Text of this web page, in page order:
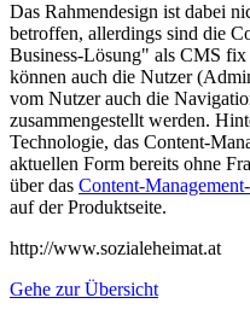
Das Rahmendesign ist dabei
betroffen, allerdings sind die
Business-Lösung" als CMS fix
können auch die Nutzer
vom Nutzer auch die
zusammengestellt werden.
Technologie, das Content-
aktuellen Form bereits ohne
über das Content-
auf der Produktseite.
http://www.sozialeheimat.at
Gehe zur Übersicht